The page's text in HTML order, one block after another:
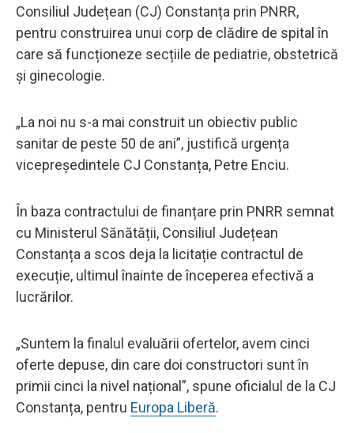
Consiliul Județean (CJ) Constanța prin PNRR,
pentru construirea unui corp de clădire de spital în
care să funcționeze secțiile de pediatrie, obstetrică
și ginecologie.
„La noi nu s-a mai construit un obiectiv public
sanitar de peste 50 de ani”, justifică urgența
vicepreședintele CJ Constanța, Petre Enciu.
În baza contractului de finanțare prin PNRR semnat
cu Ministerul Sănătății, Consiliul Județean
Constanța a scos deja la licitație contractul de
execuție, ultimul înainte de începerea efectivă a
lucrărilor.
„Suntem la finalul evaluării ofertelor, avem cinci
oferte depuse, din care doi constructori sunt în
primii cinci la nivel național”, spune oficialul de la CJ
Constanța, pentru Europa Liberă.